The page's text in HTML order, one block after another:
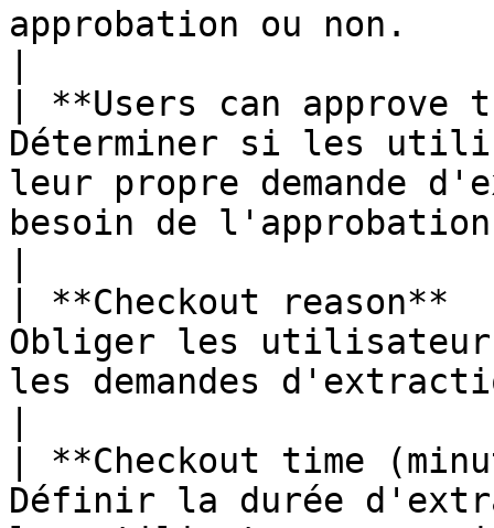
approbation ou non.
| **Users can approve
Déterminer si les
leur propre demande
besoin de
| **Checkout
Obliger les
les demandes
| **Checkout time
Définir la durée